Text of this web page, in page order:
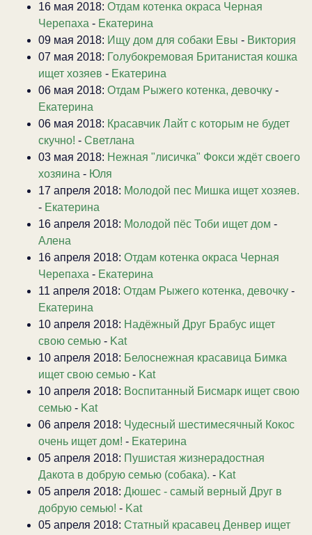
16 мая 2018: Отдам котенка окраса Черная
Черепаха - Екатерина
09 мая 2018: Ищу дом для собаки Евы - Виктория
07 мая 2018: Голубокремовая Британистая кошка
ищет хозяев - Екатерина
06 мая 2018: Отдам Рыжего котенка, девочку -
Екатерина
06 мая 2018: Красавчик Лайт с которым не будет
скучно! - Светлана
03 мая 2018: Нежная "лисичка" Фокси ждёт своего
хозяина - Юля
17 апреля 2018: Молодой пес Мишка ищет хозяев.
- Екатерина
16 апреля 2018: Молодой пёс Тоби ищет дом -
Алена
16 апреля 2018: Отдам котенка окраса Черная
Черепаха - Екатерина
11 апреля 2018: Отдам Рыжего котенка, девочку -
Екатерина
10 апреля 2018: Надёжный Друг Брабус ищет
свою семью - Kat
10 апреля 2018: Белоснежная красавица Бимка
ищет свою семью - Kat
10 апреля 2018: Воспитанный Бисмарк ищет свою
семью - Kat
06 апреля 2018: Чудесный шестимесячный Кокос
очень ищет дом! - Екатерина
05 апреля 2018: Пушистая жизнерадостная
Дакота в добрую семью (собака). - Kat
05 апреля 2018: Дюшес - самый верный Друг в
добрую семью! - Kat
05 апреля 2018: Статный красавец Денвер ищет